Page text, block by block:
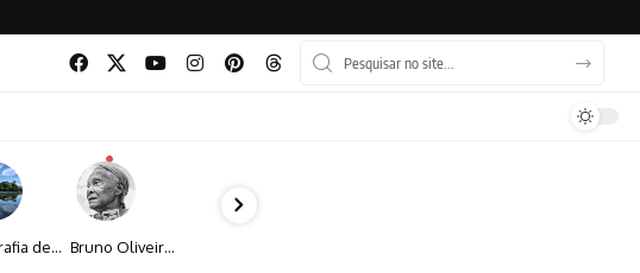
Fotografia de Fátima Carlini transforma paisagens naturais em experiências de contemplação Bruno Oliveira retrata o cotidiano urbano por meio da fotografia em preto e branco